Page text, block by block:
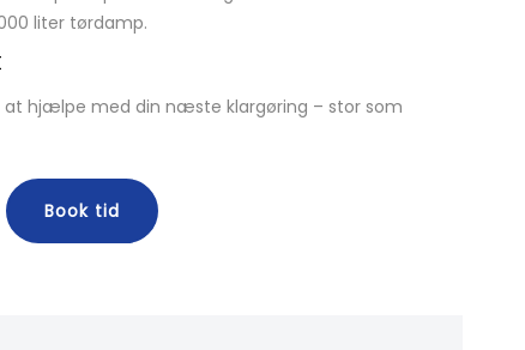
liter tørdamp.
at hjælpe med din næste klargøring – stor som
Book tid